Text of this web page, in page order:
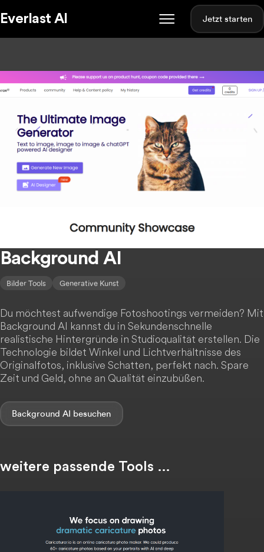
Everlast AI Jetzt starten
Background AI
Bilder Tools Generative Kunst
Du möchtest aufwendige Fotoshootings vermeiden? Mit
Background AI kannst du in Sekundenschnelle
realistische Hintergründe in Studioqualität erstellen. Die
Technologie bildet Winkel und Lichtverhältnisse des
Originalfotos, inklusive Schatten, perfekt nach. Spare
Zeit und Geld, ohne an Qualität einzubüßen.
Background AI
weitere passende Tools …